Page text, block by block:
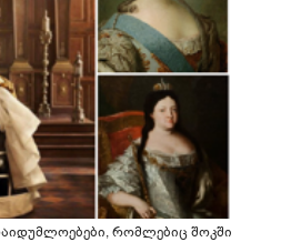
რომლებიც შოკში